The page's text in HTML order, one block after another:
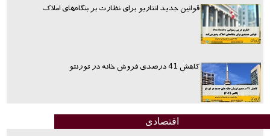
قوانین جدید انتاریو برای نظارت بر بنگاه‌های املاک
کاهش 41 درصدی فروش خانه در تورنتو
اقتصادی